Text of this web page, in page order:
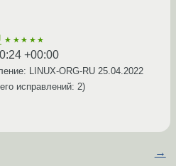
★★★★★
+00:00
LINUX-ORG-RU 25.04.2022
исправлений: 2)
→